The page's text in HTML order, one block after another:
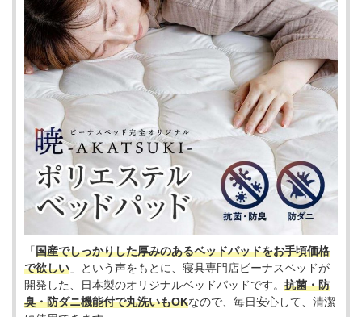
「国産でしっかりした厚みのあるベッドパッドをお手頃価格
で欲しい 」という声をもとに、寝具専門店ビーナスベッドが
開発した、日本製のオリジナルベッドパッドです。 抗菌・防
臭・防ダニ機能付で丸洗いもOKなので、毎日安心して、清潔